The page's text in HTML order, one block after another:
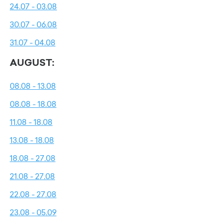
24.07 - 03.08
30.07 - 06.08
31.07 - 04.08
AUGUST:
08.08 - 13.08
08.08 - 18.08
11.08 - 18.08
13.08 - 18.08
18.08 - 27.08
21.08 - 27.08
22.08 - 27.08
23.08 - 05.09